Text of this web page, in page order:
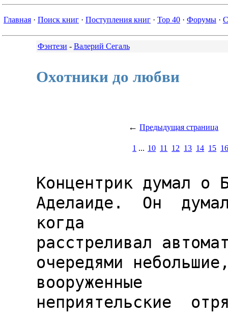
Главная · Поиск книг · Поступления книг · Top 40 · Форумы ·
Фэнтези - Валерий Сегаль
Охотники до любви
← Предыдущая страница
1 ... 10 11 12 13 14 15
Концентрик думал о
Аделаиде.  Он
когда
расстреливал
очередями
вооруженные
неприятельские